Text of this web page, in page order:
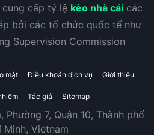
cung cấp tỷ lệ kèo nhà cáicác
bởi các tổ chức quốc tế như
Supervision Commission
mật Điều khoản dịch vụ Giới thiệu
Tác giả Sitemap
Phường 7, Quận 10, Thành phố
Minh, Vietnam